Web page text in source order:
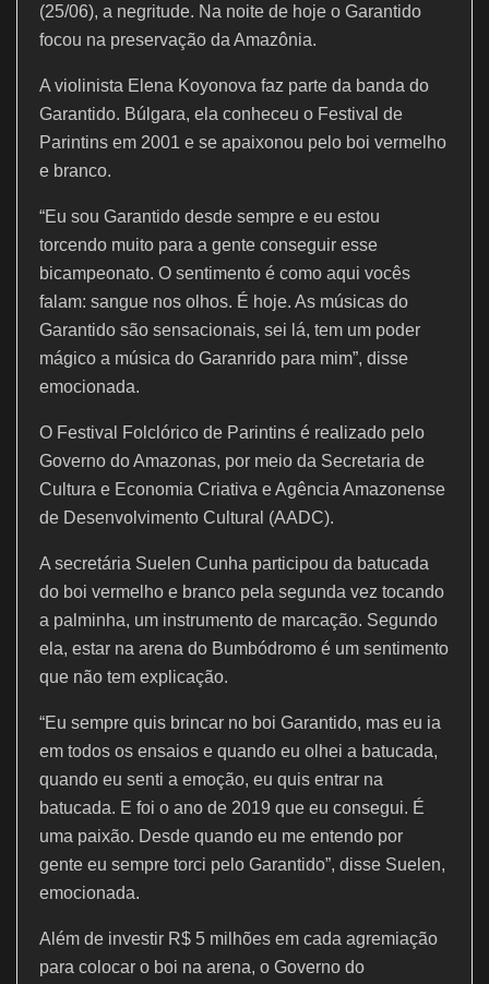
(25/06), a negritude. Na noite de hoje o Garantido
focou na preservação da Amazônia.
A violinista Elena Koyonova faz parte da banda do
Garantido. Búlgara, ela conheceu o Festival de
Parintins em 2001 e se apaixonou pelo boi vermelho
e branco.
“Eu sou Garantido desde sempre e eu estou
torcendo muito para a gente conseguir esse
bicampeonato. O sentimento é como aqui vocês
falam: sangue nos olhos. É hoje. As músicas do
Garantido são sensacionais, sei lá, tem um poder
mágico a música do Garanrido para mim”, disse
emocionada.
O Festival Folclórico de Parintins é realizado pelo
Governo do Amazonas, por meio da Secretaria de
Cultura e Economia Criativa e Agência Amazonense
de Desenvolvimento Cultural (AADC).
A secretária Suelen Cunha participou da batucada
do boi vermelho e branco pela segunda vez tocando
a palminha, um instrumento de marcação. Segundo
ela, estar na arena do Bumbódromo é um sentimento
que não tem explicação.
“Eu sempre quis brincar no boi Garantido, mas eu ia
em todos os ensaios e quando eu olhei a batucada,
quando eu senti a emoção, eu quis entrar na
batucada. E foi o ano de 2019 que eu consegui. É
uma paixão. Desde quando eu me entendo por
gente eu sempre torci pelo Garantido”, disse Suelen,
emocionada.
Além de investir R$ 5 milhões em cada agremiação
para colocar o boi na arena, o Governo do